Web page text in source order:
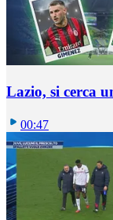
Lazio, si cerca
00:47